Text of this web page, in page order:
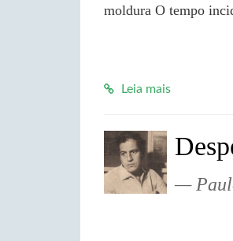
moldura O tempo
Leia mais